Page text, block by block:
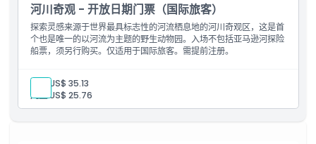
河川奇观 - 开放日期门票（国际旅客）
探索灵感来源于世界最具标志性的河流栖息地的河川奇观区，这是首
个也是唯一的以河流为主题的野生动物园。入场不包括亚马逊河探险
船票，须另行购买。仅适用于国际旅客。需提前注册。
成人: US$ 35.13
儿童:US$ 25.76